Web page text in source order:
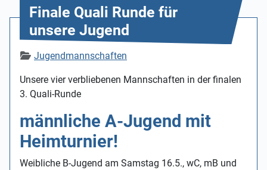
Finale Quali Runde für
unsere Jugend
DetailsJugendmannschaften
Unsere vier verbliebenen Mannschaften in der finalen
3. Quali-Runde
männliche A-Jugend mit
Heimturnier!
Weibliche B-Jugend am Samstag 16.5., wC, mB und